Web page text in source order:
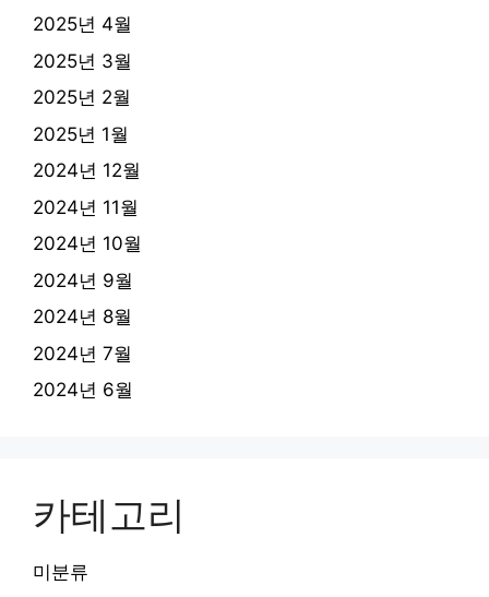
2025년 4월
2025년 3월
2025년 2월
2025년 1월
2024년 12월
2024년 11월
2024년 10월
2024년 9월
2024년 8월
2024년 7월
2024년 6월
카테고리
미분류